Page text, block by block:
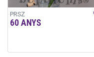
PRSZ
60 ANYS